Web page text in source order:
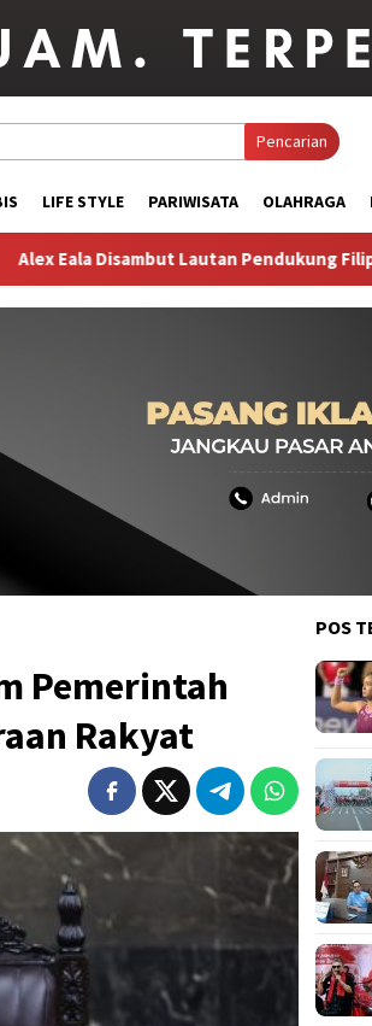
Pencarian
LIFE STYLE PARIWISATA OLAHRAGA
Lautan Pendukung Filipina di Toronto,
Pemerintah
Rakyat
POS